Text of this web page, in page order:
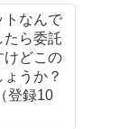
トなんで
たら委託
けどこの
うか？
登録10